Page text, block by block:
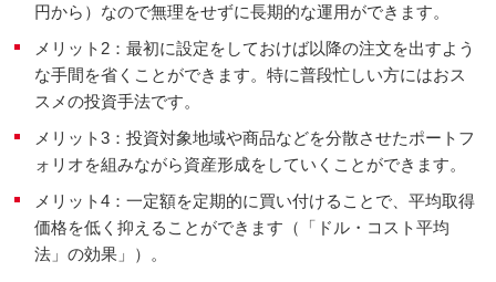
円から）なので無理をせずに長期的な運用ができます。
メリット2：最初に設定をしておけば以降の注文を出すよう
な手間を省くことができます。特に普段忙しい方にはおス
スメの投資手法です。
メリット3：投資対象地域や商品などを分散させたポートフ
ォリオを組みながら資産形成をしていくことができます。
メリット4：一定額を定期的に買い付けることで、平均取得
価格を低く抑えることができます（「ドル・コスト平均
法」の効果」）。